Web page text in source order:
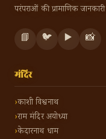
परंपराओं की प्रामाणिक
📘 🐦 ▶️ 📸
मंदिर
काशी विश्वनाथ
राम मंदिर अयोध्या
केदारनाथ धाम